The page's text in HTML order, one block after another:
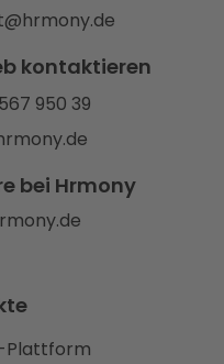
kontaktieren
950 39
bei Hrmony
Plattform